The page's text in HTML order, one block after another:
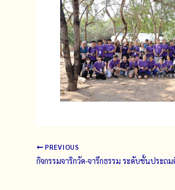
PREVIOUS
กิจกรรมจาริกวัด-จารึกธรรม ระดับชั้นประถ